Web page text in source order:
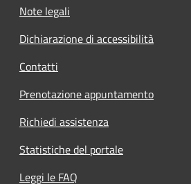
Note legali
Dichiarazione di accessibilità
Contatti
Prenotazione appuntamento
Richiedi assistenza
Statistiche del portale
Leggi le FAQ